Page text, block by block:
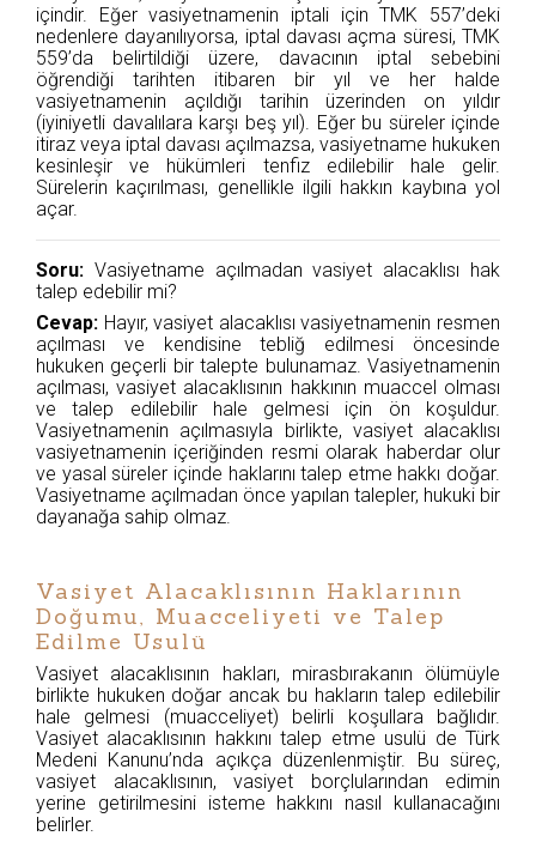
içindir. Eğer vasiyetnamenin iptali için TMK 557’deki
nedenlere dayanılıyorsa, iptal davası açma süresi, TMK
559’da belirtildiği üzere, davacının iptal sebebini
öğrendiği tarihten itibaren bir yıl ve her halde
vasiyetnamenin açıldığı tarihin üzerinden on yıldır
(iyiniyetli davalılara karşı beş yıl). Eğer bu süreler içinde
itiraz veya iptal davası açılmazsa, vasiyetname hukuken
kesinleşir ve hükümleri tenfiz edilebilir hale gelir.
Sürelerin kaçırılması, genellikle ilgili hakkın kaybına yol
açar.
Soru: Vasiyetname açılmadan vasiyet alacaklısı hak
talep edebilir mi?
Cevap: Hayır, vasiyet alacaklısı vasiyetnamenin resmen
açılması ve kendisine tebliğ edilmesi öncesinde
hukuken geçerli bir talepte bulunamaz. Vasiyetnamenin
açılması, vasiyet alacaklısının hakkının muaccel olması
ve talep edilebilir hale gelmesi için ön koşuldur.
Vasiyetnamenin açılmasıyla birlikte, vasiyet alacaklısı
vasiyetnamenin içeriğinden resmi olarak haberdar olur
ve yasal süreler içinde haklarını talep etme hakkı doğar.
Vasiyetname açılmadan önce yapılan talepler, hukuki bir
dayanağa sahip olmaz.
Vasiyet Alacaklısının Haklarının
Doğumu, Muacceliyeti ve Talep
Edilme Usulü
Vasiyet alacaklısının hakları, mirasbırakanın ölümüyle
birlikte hukuken doğar ancak bu hakların talep edilebilir
hale gelmesi (muacceliyet) belirli koşullara bağlıdır.
Vasiyet alacaklısının hakkını talep etme usulü de Türk
Medeni Kanunu’nda açıkça düzenlenmiştir. Bu süreç,
vasiyet alacaklısının, vasiyet borçlularından edimin
yerine getirilmesini isteme hakkını nasıl kullanacağını
belirler.